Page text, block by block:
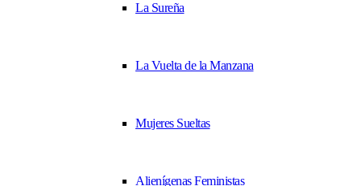
La Sureña
La Vuelta de la Manzana
Mujeres Sueltas
Alienígenas Feministas